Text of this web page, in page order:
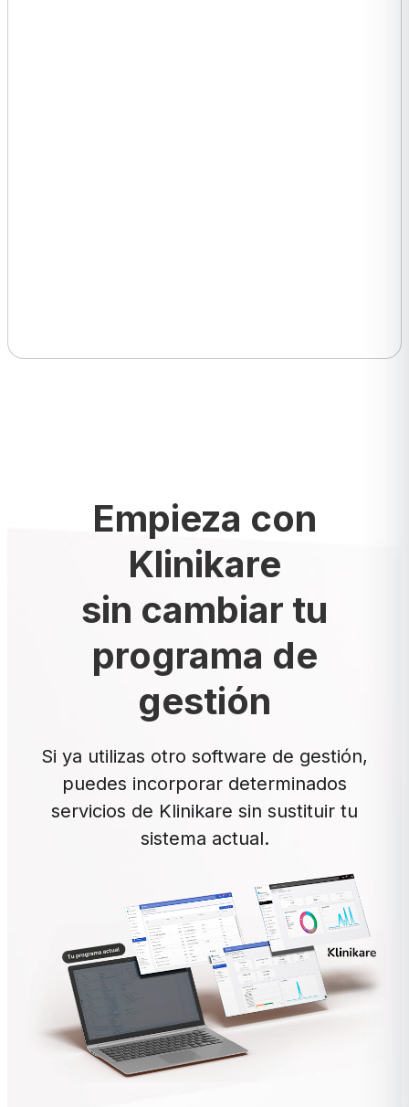
Empieza con
Klinikare
sin cambiar tu
programa de
gestión
Si ya utilizas otro software de gestión,
puedes incorporar determinados
servicios de Klinikare sin sustituir tu
sistema actual.